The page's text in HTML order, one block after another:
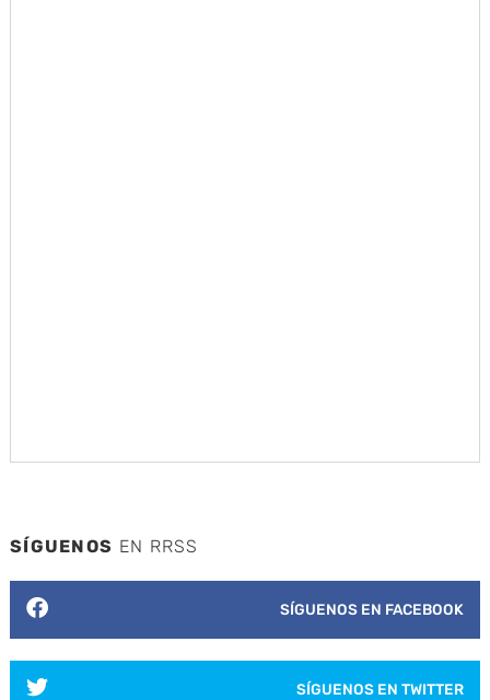
SÍGUENOS EN RRSS
SÍGUENOS EN FACEBOOK
SÍGUENOS EN TWITTER